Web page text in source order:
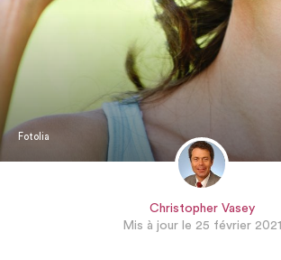
Fotolia
Christopher Vasey
Mis à jour le 25 février 2021